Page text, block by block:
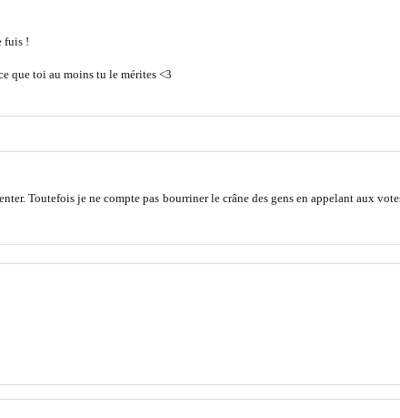
fuis !
que toi au moins tu le mérites <3
Toutefois je ne compte pas bourriner le crâne des gens en appelant aux